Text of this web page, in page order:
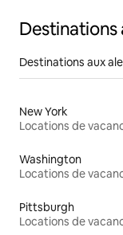
Destinations
Destinations aux
New York
Locations de
Washington
Locations de
Pittsburgh
Locations de